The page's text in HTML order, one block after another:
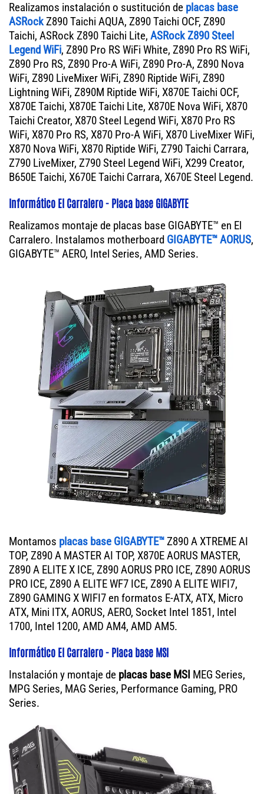
Realizamos instalación o sustitución de placas base
ASRockZ890 Taichi AQUA, Z890 Taichi OCF, Z890
Taichi, ASRock Z890 Taichi Lite, ASRock Z890 Steel
Legend WiFi, Z890 Pro RS WiFi White, Z890 Pro RS WiFi,
Z890 Pro RS, Z890 Pro-A WiFi, Z890 Pro-A, Z890 Nova
WiFi, Z890 LiveMixer WiFi, Z890 Riptide WiFi, Z890
Lightning WiFi, Z890M Riptide WiFi, X870E Taichi OCF,
X870E Taichi, X870E Taichi Lite, X870E Nova WiFi, X870
Taichi Creator, X870 Steel Legend WiFi, X870 Pro RS
WiFi, X870 Pro RS, X870 Pro-A WiFi, X870 LiveMixer WiFi,
X870 Nova WiFi, X870 Riptide WiFi, Z790 Taichi Carrara,
Z790 LiveMixer, Z790 Steel Legend WiFi, X299 Creator,
B650E Taichi, X670E Taichi Carrara, X670E Steel Legend.
Informático El Carralero - Placa base GIGABYTE
Realizamos montaje de placas base GIGABYTE™ en El
Carralero. Instalamos motherboard GIGABYTE™ AORUS,
GIGABYTE™ AERO, Intel Series, AMD Series.
Montamos placas base GIGABYTE™Z890 A XTREME AI
TOP, Z890 A MASTER AI TOP, X870E AORUS MASTER,
Z890 A ELITE X ICE, Z890 AORUS PRO ICE, Z890 AORUS
PRO ICE, Z890 A ELITE WF7 ICE, Z890 A ELITE WIFI7,
Z890 GAMING X WIFI7 en formatos E-ATX, ATX, Micro
ATX, Mini ITX, AORUS, AERO, Socket Intel 1851, Intel
1700, Intel 1200, AMD AM4, AMD AM5.
Informático El Carralero - Placa base MSI
Instalación y montaje de placas base MSI MEG Series,
MPG Series, MAG Series, Performance Gaming, PRO
Series.